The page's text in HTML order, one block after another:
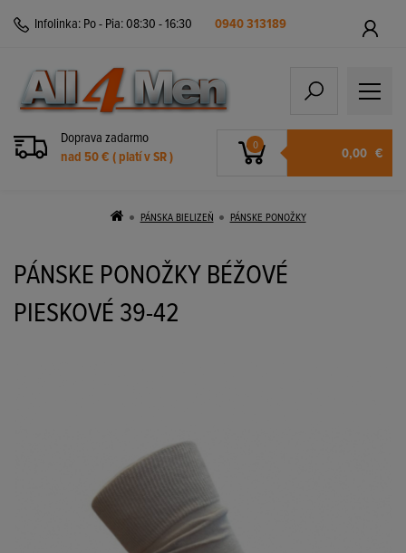
Infolinka: Po - Pia: 08:30 - 16:30 0940 313189
Doprava zadarmo
nad 50 € ( platí v SR )
0 0,00 €
PÁNSKA BIELIZEŇ PÁNSKE PONOŽKY
PÁNSKE PONOŽKY BÉŽOVÉ
PIESKOVÉ 39-42